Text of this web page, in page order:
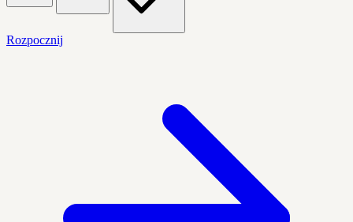
Rozpocznij